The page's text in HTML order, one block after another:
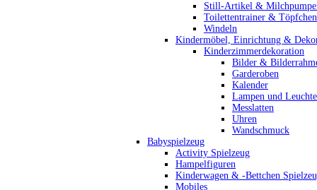
Still-Artikel &
Toilettentrainer & Töpfchen
Windeln
Kindermöbel, Einrichtung &
Kinderzimmerdekoration
Bilder &
Garderoben
Kalender
Lampen und
Messlatten
Uhren
Wandschmuck
Babyspielzeug
Activity Spielzeug
Hampelfiguren
Kinderwagen & -Bettchen
Mobiles